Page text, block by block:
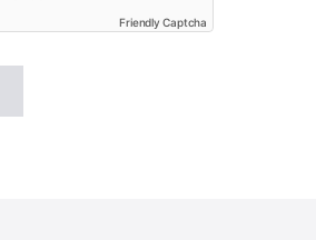
Friendly Captcha